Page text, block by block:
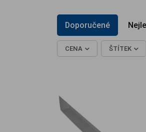
Doporučené
CENA ŠTÍTEK